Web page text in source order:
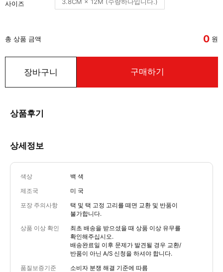
사이즈
총 상품 금액 0 원
장바구니 구매하기
상품후기
상세정보
색상 백 색
제조국 미 국
포장 주의사항
택 및 택 고정 고리를 떼면 교환 및 반품이
불가합니다.
상품 이상 확인
최초 배송을 받으셨을 때 상품 이상 유무를
확인해주십시오.
배송완료일 이후 문제가 발견될 경우 교환/
반품이 아닌 A/S 신청을 하셔야 합니다.
품질보증기준 소비자 분쟁 해결 기준에 따름